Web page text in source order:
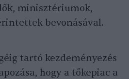
minisztériumok,
bevonásával.
tartó kezdeményezés
hogy a tőkepiac a